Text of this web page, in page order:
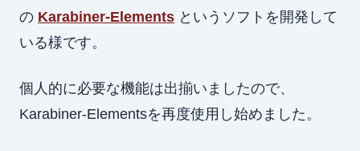
の Karabiner-Elements というソフトを開発して
いる様です。
個人的に必要な機能は出揃いましたので、
Karabiner-Elementsを再度使用し始めました。